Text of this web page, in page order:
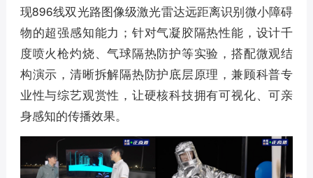
现896线双光路图像级激光雷达远距离识别微小障碍
物的超强感知能力；针对气凝胶隔热性能，设计千
度喷火枪灼烧、气球隔热防护等实验，搭配微观结
构演示，清晰拆解隔热防护底层原理，兼顾科普专
业性与综艺观赏性，让硬核科技拥有可视化、可亲
身感知的传播效果。